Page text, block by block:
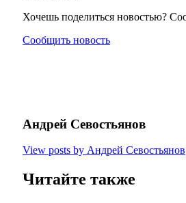
Хочешь поделиться новостью?
Сообщить новость
Андрей Севостьянов
View posts by Андрей Севостьянов
Читайте также